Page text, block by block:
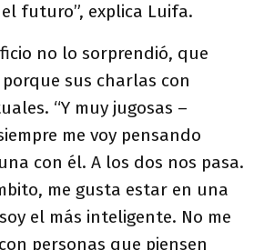
futuro”, explica Luifa.
no lo sorprendió, que
sus charlas con
“Y muy jugosas –
me voy pensando
con él. A los dos nos pasa.
me gusta estar en una
el más inteligente. No me
personas que piensen